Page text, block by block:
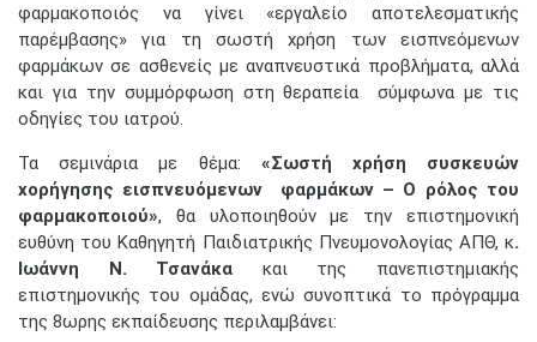
φαρμακοποιός να γίνει «εργαλείο αποτελεσματικής
παρέμβασης» για τη σωστή χρήση των εισπνεόμενων
φαρμάκων σε ασθενείς με αναπνευστικά προβλήματα, αλλά
και για την συμμόρφωση στη θεραπεία σύμφωνα με τις
οδηγίες του ιατρού.
Τα σεμινάρια με θέμα: «Σωστή χρήση συσκευών
χορήγησης εισπνευόμενων φαρμάκων – Ο ρόλος του
φαρμακοποιού», θα υλοποιηθούν με την επιστημονική
ευθύνη του Καθηγητή Παιδιατρικής Πνευμονολογίας ΑΠΘ, κ.
Ιωάννη Ν. Τσανάκα και της πανεπιστημιακής
επιστημονικής του ομάδας, ενώ συνοπτικά το πρόγραμμα
της 8ωρης εκπαίδευσης περιλαμβάνει: